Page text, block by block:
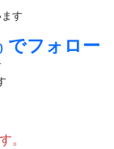
す
でフォロー
。